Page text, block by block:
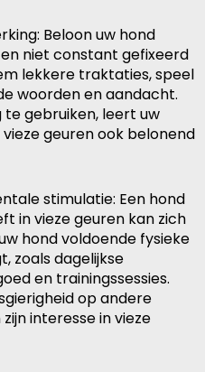
Beloon uw hond
niet constant gefixeerd
lekkere traktaties, speel
woorden en aandacht.
gebruiken, leert uw
geuren ook belonend
stimulatie: Een hond
in vieze geuren kan zich
hond voldoende fysieke
zoals dagelijkse
en trainingssessies.
op andere
interesse in vieze